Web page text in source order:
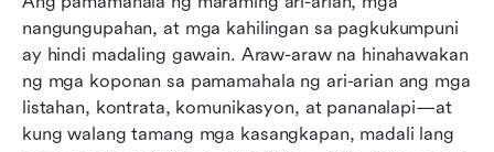
nangungupahan, at mga kahilingan sa pagkukumpuni
ay hindi madaling gawain. Araw-araw na hinahawakan
ng mga koponan sa pamamahala ng ari-arian ang mga
listahan, kontrata, komunikasyon, at pananalapi—at
kung walang tamang mga kasangkapan, madali lang
10 Pinakamahusay na CRM software para sa
pamamahala ng ari-arian
Paano pumili ng tamang CRM para sa iyong
negosyo sa ari-arian